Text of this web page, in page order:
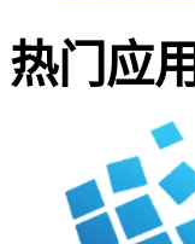
热门应用